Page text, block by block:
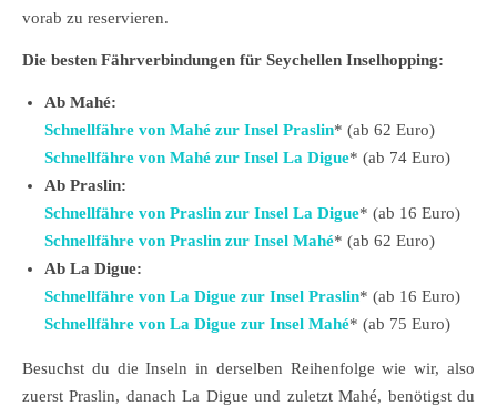
vorab zu reservieren.
Die besten Fährverbindungen für Seychellen Inselhopping:
Ab Mahé:
Schnellfähre von Mahé zur Insel Praslin* (ab 62 Euro)
Schnellfähre von Mahé zur Insel La Digue* (ab 74 Euro)
Ab Praslin:
Schnellfähre von Praslin zur Insel La Digue* (ab 16 Euro)
Schnellfähre von Praslin zur Insel Mahé* (ab 62 Euro)
Ab La Digue:
Schnellfähre von La Digue zur Insel Praslin* (ab 16 Euro)
Schnellfähre von La Digue zur Insel Mahé* (ab 75 Euro)
Besuchst du die Inseln in derselben Reihenfolge wie wir, also
zuerst Praslin, danach La Digue und zuletzt Mahé, benötigst du